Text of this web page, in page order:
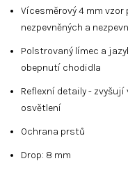
Vícesměrový 4 mm
nezpevněných a
Polstrovaný límec a
obepnutí chodidla
Reflexní detaily -
osvětlení
Ochrana prstů
Drop: 8 mm